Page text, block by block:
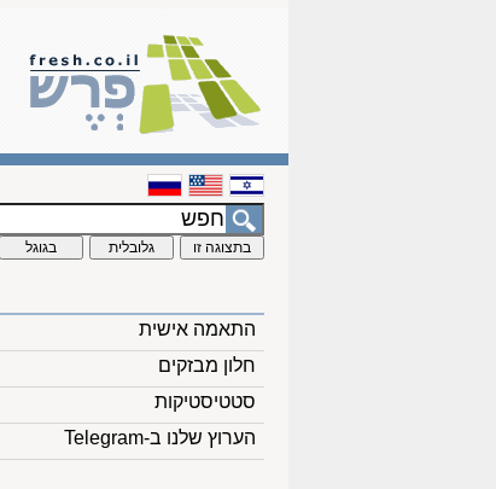
התאמה אישית
חלון מבזקים
סטטיסטיקות
הערוץ שלנו ב-Telegram